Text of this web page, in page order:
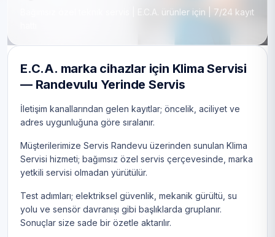
Bağımsız özel teknik servis | E.C.A. ürünler için | 7/24 kayıt
E.C.A. marka cihazlar için Klima Servisi
— Randevulu Yerinde Servis
İletişim kanallarından gelen kayıtlar; öncelik, aciliyet ve
adres uygunluğuna göre sıralanır.
Müşterilerimize Servis Randevu üzerinden sunulan Klima
Servisi hizmeti; bağımsız özel servis çerçevesinde, marka
yetkili servisi olmadan yürütülür.
Test adımları; elektriksel güvenlik, mekanik gürültü, su
yolu ve sensör davranışı gibi başlıklarda gruplanır.
Sonuçlar size sade bir özetle aktarılır.